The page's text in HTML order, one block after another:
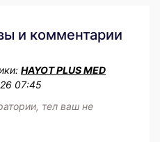
и комментарии
HAYOT PLUS MED
07:45
тел ваш не